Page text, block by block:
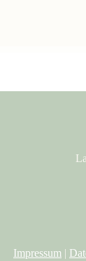
Impressum |